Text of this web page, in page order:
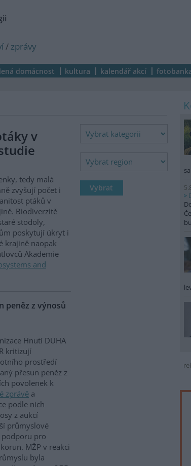
/ zprávy
domácnost kultura kalendář akcí
v
tedy malá
zvyšují počet i
ptáků v
Biodiverzitě
stodoly,
poskytují úkryt i
krajině naopak
Akademie
and
peněz z výnosů
Hnutí DUHA
kritizují
prostředí
přesun peněz z
povolenek k
zprávě a
podle nich
z aukcí
průmyslové
podporu pro
MŽP v reakci
byla